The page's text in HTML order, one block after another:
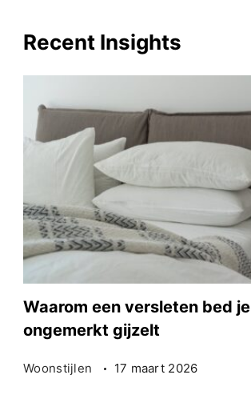
Recent Insights
Waarom een versleten bed je
ongemerkt gijzelt
Woonstijlen 17 maart 2026